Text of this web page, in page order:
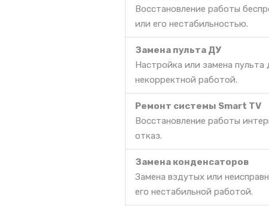
Восстановление работы
или его нестабильностью.
Замена пульта ДУ
Настройка или замена
некорректной работой.
Ремонт системы Smart TV
Восстановление работы
отказ.
Замена конденсаторов
Замена вздутых или
его нестабильной работой.